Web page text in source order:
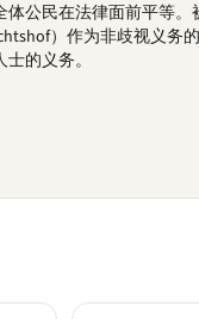
体公民在法律面前平等。
）作为非歧视义务
的义务。